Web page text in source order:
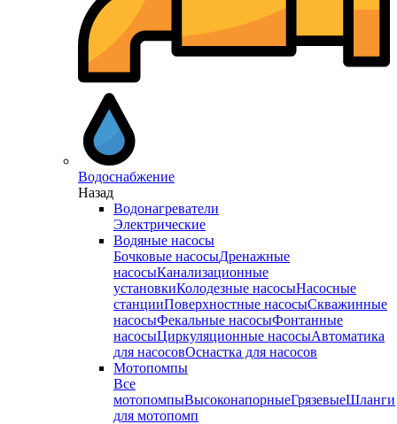
Водоснабжение
Назад
Водонагреватели
Электрические
Водяные насосы
Бочковые насосыДренажные
насосыКанализационные
установкиКолодезные насосыНасосные
станцииПоверхностные насосыСкважинные
насосыФекальные насосыФонтанные
насосыЦиркуляционные насосыАвтоматика
для насосовОснастка для насосов
Мотопомпы
Все
мотопомпыВысоконапорныеГрязевыеШланги
для мотопомп